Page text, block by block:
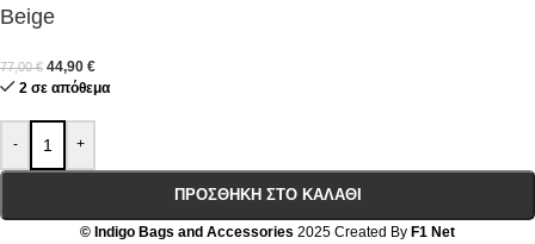
Beige
77,00€ 44,90 €
2 σε απόθεμα
- +
ΠΡΟΣΘΉΚΗ ΣΤΟ ΚΑΛΆΘΙ
© Indigo Bags and Accessories 2025 Created By F1 Net